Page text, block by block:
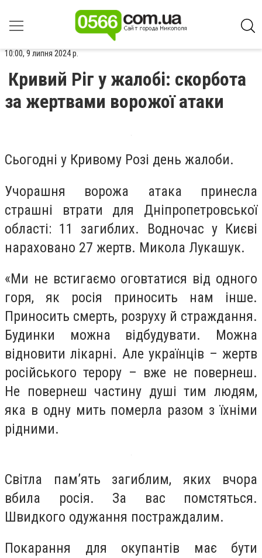
10:00, 9 липня 2024 р.
Кривий Ріг у жалобі: скорбота
за жертвами ворожої атаки
Сьогодні у Кривому Розі день жалоби.
Учорашня ворожа атака принесла
страшні втрати для Дніпропетровської
області: 11 загиблих. Водночас у Києві
нараховано 27 жертв. Микола Лукашук.
«Ми не встигаємо оговтатися від одного
горя, як росія приносить нам інше.
Приносить смерть, розруху й страждання.
Будинки можна відбудувати. Можна
відновити лікарні. Але українців – жертв
російського терору – вже не повернеш.
Не повернеш частину душі тим людям,
яка в одну мить померла разом з їхніми
рідними.
Світла памʼять загиблим, яких вчора
вбила росія. За вас помстяться.
Швидкого одужання постраждалим.
Покарання для окупантів має бути